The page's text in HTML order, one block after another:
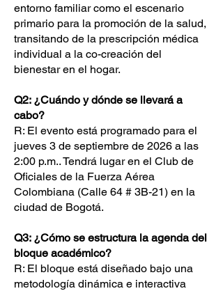
entorno familiar como el escenario
primario para la promoción de la salud,
transitando de la prescripción médica
individual a la co-creación del
bienestar en el hogar.
Q2: ¿Cuándo y dónde se llevará a
cabo?
R: El evento está programado para el
jueves 3 de septiembre de 2026 a las
2:00 p.m.. Tendrá lugar en el Club de
Oficiales de la Fuerza Aérea
Colombiana (Calle 64 # 3B-21) en la
ciudad de Bogotá.
Q3: ¿Cómo se estructura la agenda del
bloque académico?
R: El bloque está diseñado bajo una
metodología dinámica e interactiva